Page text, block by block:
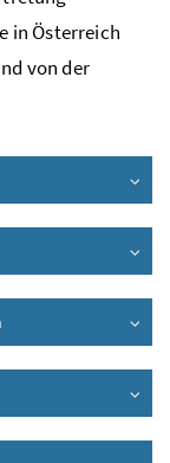
in Österreich
von der